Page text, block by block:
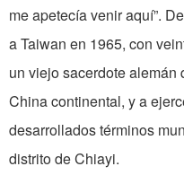
me apetecía venir aquí”.
a Taiwan en 1965, con
un viejo sacerdote alemán
China continental, y a
desarrollados términos
distrito de Chiayi.